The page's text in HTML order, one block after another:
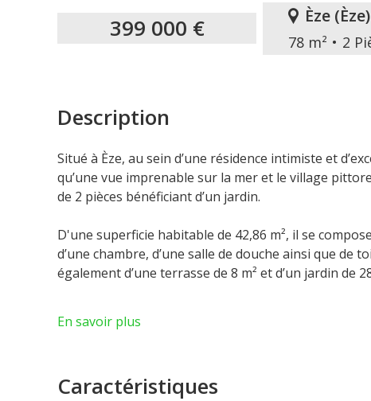
399 000 € Èze (Èze)
78 m² 2
Description
Situé à Èze, au sein d’une résidence intimiste et
qu’une vue imprenable sur la mer et le village
de 2 pièces bénéficiant d’un jardin.
D'une superficie habitable de 42,86 m², il se
d’une chambre, d’une salle de douche ainsi que
également d’une terrasse de 8 m² et d’un jardin de
ambiance végétale provençale, qui apporte
En savoir plus
Caractéristiques